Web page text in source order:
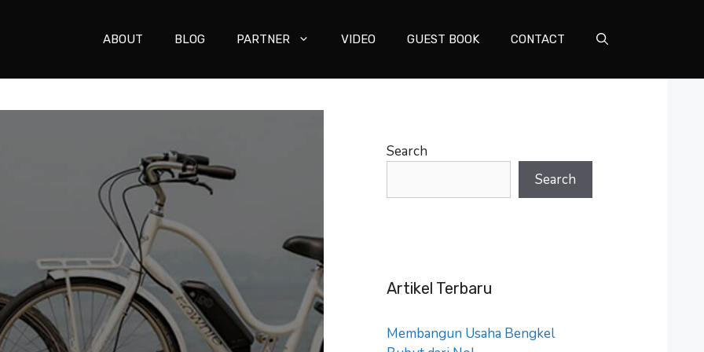
ABOUT BLOG PARTNER VIDEO GUEST BOOK CONTACT
Search
Search
Artikel Terbaru
Membangun Usaha Bengkel